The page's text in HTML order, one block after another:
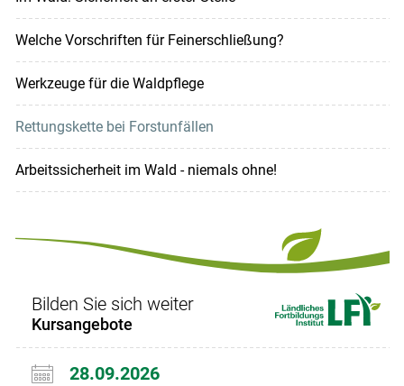
Welche Vorschriften für Feinerschließung?
Werkzeuge für die Waldpflege
Rettungskette bei Forstunfällen
Arbeitssicherheit im Wald - niemals ohne!
Bilden Sie sich weiter
Kursangebote
28.09.2026